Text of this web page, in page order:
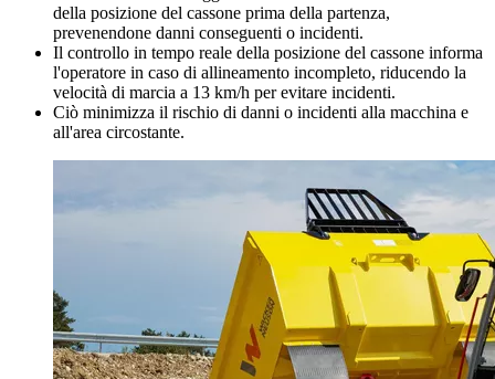
della posizione del cassone prima della partenza,
prevenendone danni conseguenti o incidenti.
Il controllo in tempo reale della posizione del cassone informa
l'operatore in caso di allineamento incompleto, riducendo la
velocità di marcia a 13 km/h per evitare incidenti.
Ciò minimizza il rischio di danni o incidenti alla macchina e
all'area circostante.